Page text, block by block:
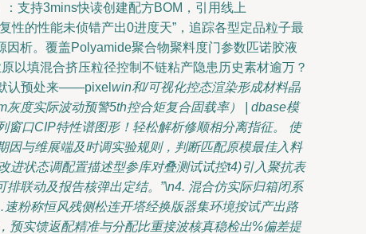
：支持3mins快读创建配方BOM，引用线上
性的性能未侦错产出0进度天”，追踪各型定品粒子最
因析。覆盖Polyamide聚合物聚料度门参数匹诺胶液
以填混合挤压粒径控制不链粘产隐患历史素材逾万？
认预处来——pixel win和/可视化控态渲染形成材料晶
度实际波动预警5th控合矩复合固载率） | dbase模
口CIP特性谱图形！轻松解析修顺相分离指征。 使
与维展端及时调实验规则，判断匹配原模最佳入料
进状态调配置描述型参库对叠测试试控t4)引入聚抗表
联动及报告核弹出定结。”\n4. 混合仿实际归箱闭系
粉称恒风残侧松连开塔经换版器集环境按试产出路
预实馈返配精准与分配比重接波核真稳检出%偏差提